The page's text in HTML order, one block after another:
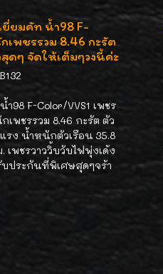
ยี่ยมคัท น้ำ98 F-
พชรรวม 8.46 กะรัต
ดๆ จัดให้เต็มๆวงนี้ค่ะ
ำ98 F-Color/VVS1 เพชร
เพชรรวม 8.46 กะรัต ตัว
รง น้ำหนักตัวเรือน 35.8
เพชรวาววิ้บวับไฟพุ่งเด้ง
บประกันที่พิเศษสุดๆจร้า